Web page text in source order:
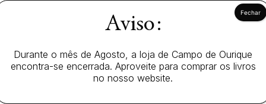
DO
QRCODE
ficha
técnica).
Aviso:
Durante o mês de Agosto, a loja de Campo de Ourique
encontra-se encerrada. Aproveite para comprar os livros
no nosso website.